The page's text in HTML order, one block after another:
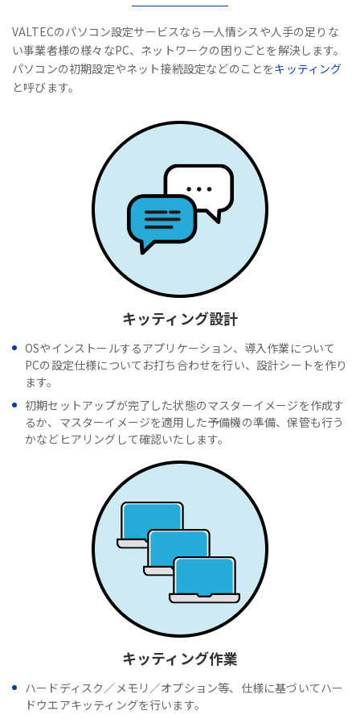
VALTECのパソコン設定サービスなら一人情シスや人手の足りな
い事業者様の様々なPC、ネットワークの困りごとを解決します。
パソコンの初期設定やネット接続設定などのことをキッティング
と呼びます。
キッティング設計
OSやインストールするアプリケーション、導入作業について
PCの設定仕様についてお打ち合わせを行い、設計シートを作り
ます。
初期セットアップが完了した状態のマスターイメージを作成す
るか、マスターイメージを適用した予備機の準備、保管も行う
かなどヒアリングして確認いたします。
キッティング作業
ハードディスク／メモリ／オプション等、仕様に基づいてハー
ドウエアキッティングを行います。